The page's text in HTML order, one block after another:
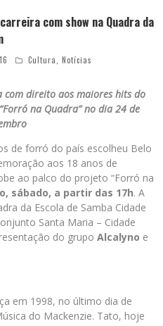
com show na Quadra da
Cultura Notícias
com direito aos maiores hits do
na Quadra” no dia 24 de
de forró do país escolheu Belo
aos 18 anos de
ao palco do projeto “Forró na
sábado, a partir das 17h. A
da Escola de Samba Cidade
Santa Maria – Cidade
do grupo Alcalyno e
em 1998, no último dia de
do Mackenzie. Tato, hoje